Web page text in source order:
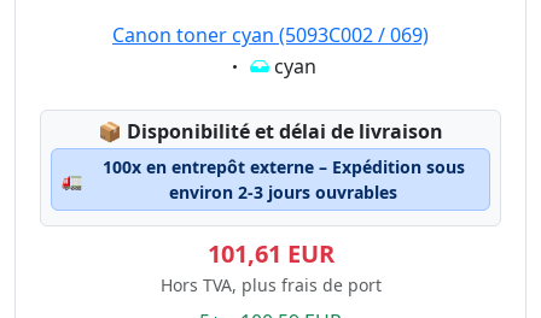
Canon toner cyan (5093C002 / 069)
Eigenschaft:
cyan
📦 Lagerstatus:
Disponibilité et délai de livraison
🚛
100x en entrepôt externe – Expédition sous
environ 2-3 jours ouvrables
101,61 EUR
Hors TVA, plus frais de port